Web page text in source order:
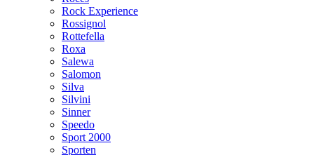
Rock Experience
Rossignol
Rottefella
Roxa
Salewa
Salomon
Silva
Silvini
Sinner
Speedo
Sport 2000
Sporten